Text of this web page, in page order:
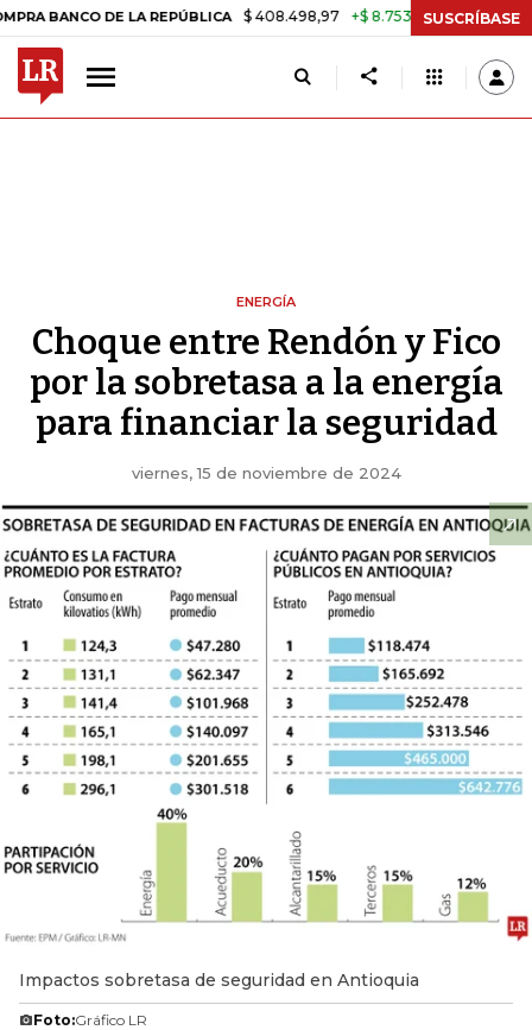
DE LA REPÚBLICA $ 408.498,97 +$ 8.753,81 +2,19% TASA DE
SUSCRÍBASE
ENERGÍA
Choque entre Rendón y Fico
por la sobretasa a la energía
para financiar la seguridad
viernes, 15 de noviembre de 2024
Impactos sobretasa de seguridad en Antioquia
Foto:Gráfico LR